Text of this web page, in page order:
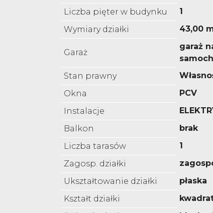
Liczba pięter w budynku
1
Wymiary działki
43,00
Garaż
garaż
Stan prawny
Okna
PCV
Instalacje
Balkon
brak
Liczba tarasów
1
Zagosp. działki
Ukształtowanie działki
płaska
Kształt działki